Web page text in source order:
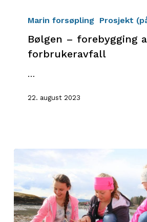
forbrukeravfall
Marin forsøpling Prosjekt
Bølgen – forebygging
forbrukeravfall
…
22. august 2023